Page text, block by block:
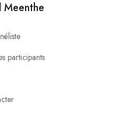
Meenthe
participants